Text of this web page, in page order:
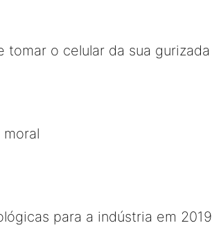
tomar o celular da sua gurizada
para a indústria em 2019